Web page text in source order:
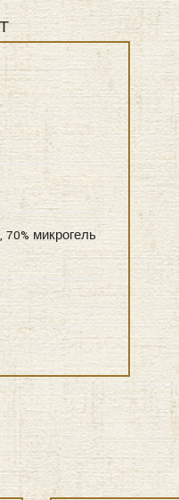
70% микрогель